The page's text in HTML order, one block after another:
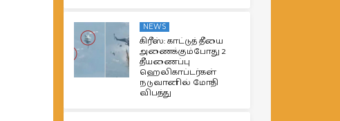
NEWS
கிரீஸ்: காட்டுத் தீயை
அணைக்கும்போது 2
தீயணைப்பு
ஹெலிகாப்டர்கள்
நடுவானில் மோதி
விபத்து